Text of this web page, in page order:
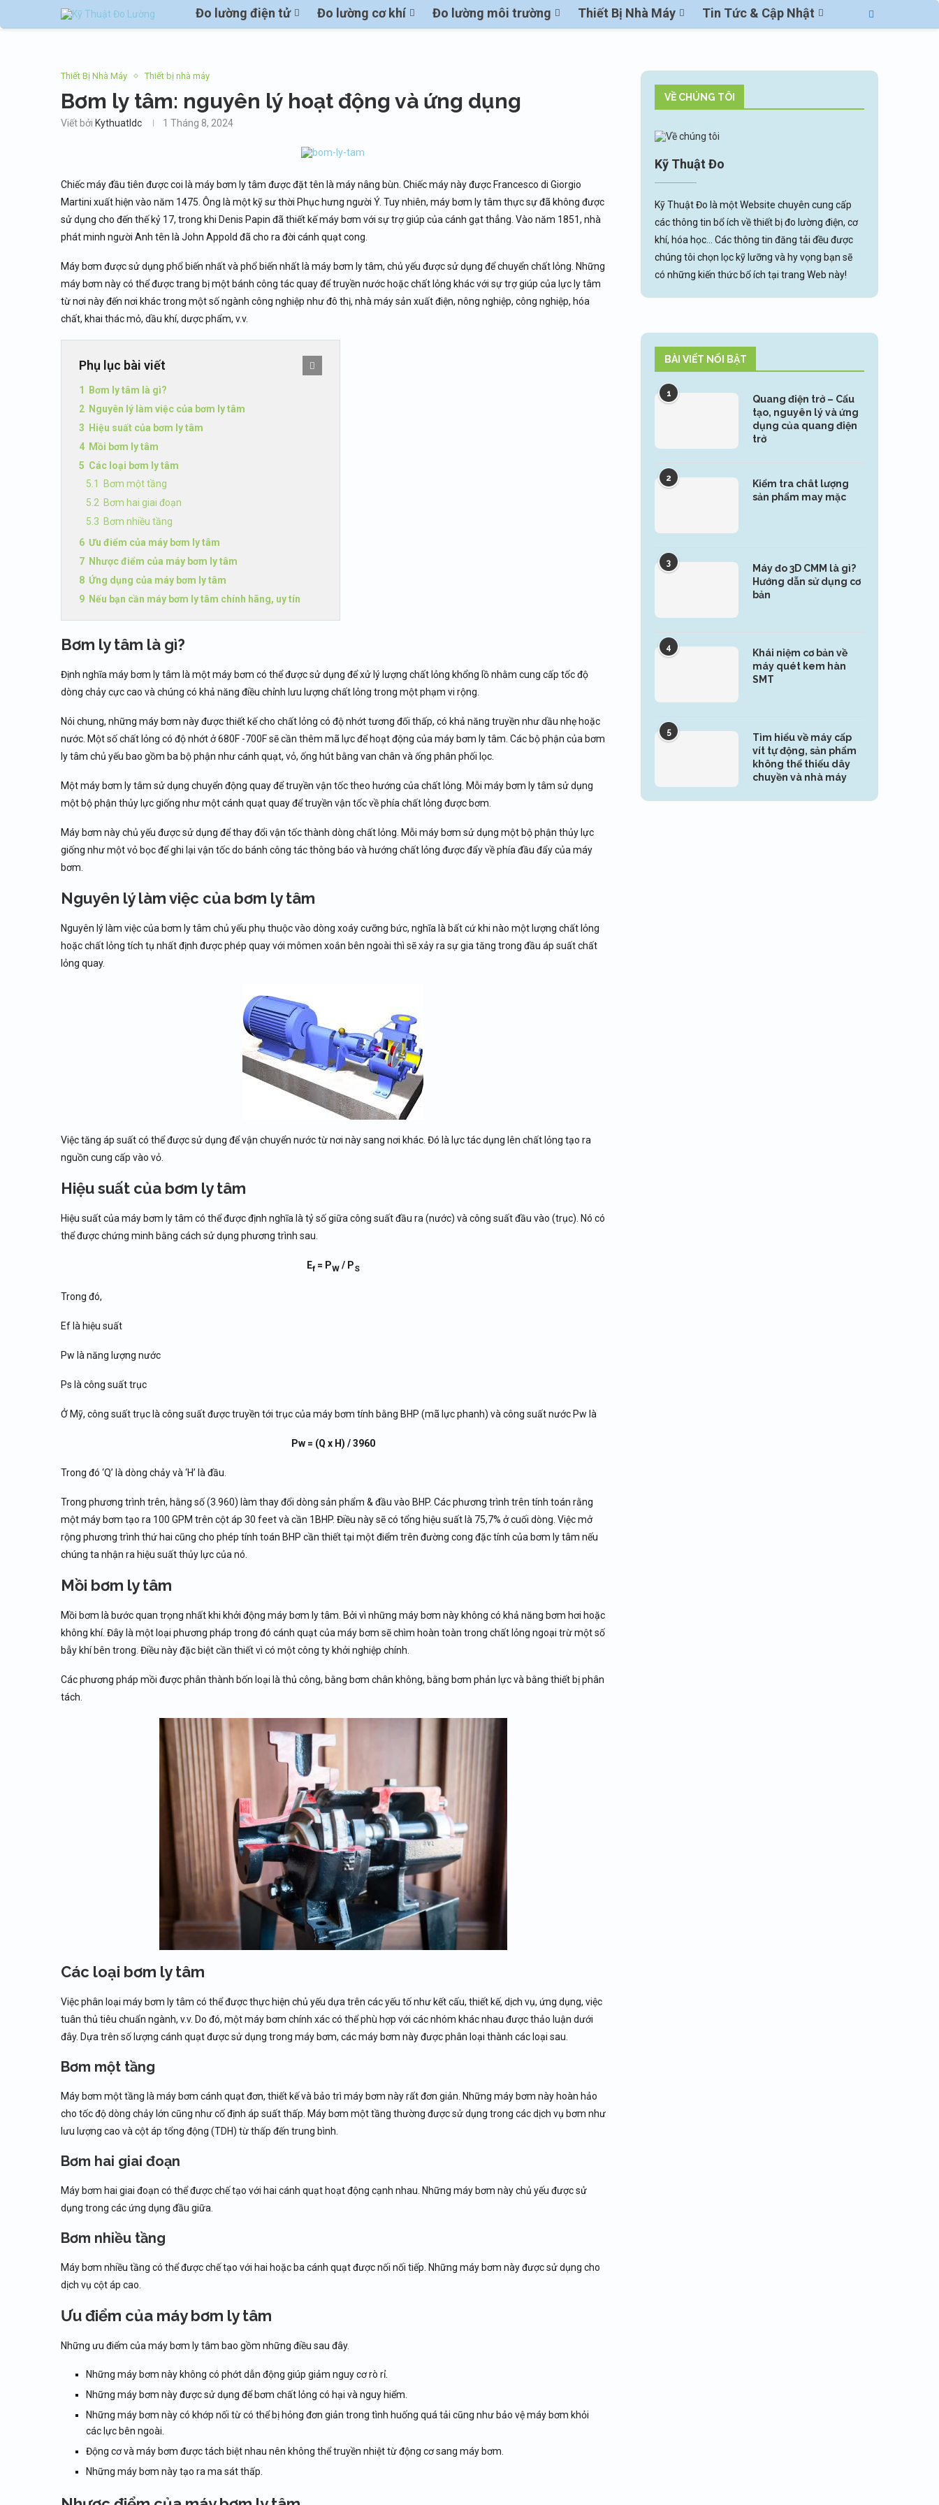
Đo lường điện tử Đo lường cơ khí Đo lường môi trường Thiết Bị Nhà Máy Tin Tức & Cập Nhật
Thiết Bị Nhà Máy Thiết bị nhà máy
Bơm ly tâm: nguyên lý hoạt động và ứng dụng
Viết bởi Kythuatldc 1 Tháng 8, 2024
Chiếc máy đầu tiên được coi là máy bơm ly tâm được đặt tên là máy nâng bùn. Chiếc máy này được Francesco di Giorgio
Martini xuất hiện vào năm 1475. Ông là một kỹ sư thời Phục hưng người Ý. Tuy nhiên, máy bơm ly tâm thực sự đã không được
sử dụng cho đến thế kỷ 17, trong khi Denis Papin đã thiết kế máy bơm với sự trợ giúp của cánh gạt thẳng. Vào năm 1851, nhà
phát minh người Anh tên là John Appold đã cho ra đời cánh quạt cong.
Máy bơm được sử dụng phổ biến nhất và phổ biến nhất là máy bơm ly tâm, chủ yếu được sử dụng để chuyển chất lỏng. Những
máy bơm này có thể được trang bị một bánh công tác quay để truyền nước hoặc chất lỏng khác với sự trợ giúp của lực ly tâm
từ nơi này đến nơi khác trong một số ngành công nghiệp như đô thị, nhà máy sản xuất điện, nông nghiệp, công nghiệp, hóa
chất, khai thác mỏ, dầu khí, dược phẩm, v.v.
Phụ lục bài viết
Bơm ly tâm là gì?
Nguyên lý làm việc của bơm ly tâm
Hiệu suất của bơm ly tâm
Mồi bơm ly tâm
Các loại bơm ly tâm
Bơm một tầng
Bơm hai giai đoạn
Bơm nhiều tầng
Ưu điểm của máy bơm ly tâm
Nhược điểm của máy bơm ly tâm
Ứng dụng của máy bơm ly tâm
Nếu bạn cần máy bơm ly tâm chính hãng, uy tín
Bơm ly tâm là gì?
Định nghĩa máy bơm ly tâm là một máy bơm có thể được sử dụng để xử lý lượng chất lỏng khổng lồ nhằm cung cấp tốc độ
dòng chảy cực cao và chúng có khả năng điều chỉnh lưu lượng chất lỏng trong một phạm vi rộng.
Nói chung, những máy bơm này được thiết kế cho chất lỏng có độ nhớt tương đối thấp, có khả năng truyền như dầu nhẹ hoặc
nước. Một số chất lỏng có độ nhớt ở 680F -700F sẽ cần thêm mã lực để hoạt động của máy bơm ly tâm. Các bộ phận của bơm
ly tâm chủ yếu bao gồm ba bộ phận như cánh quạt, vỏ, ống hút bằng van chân và ống phân phối lọc.
Một máy bơm ly tâm sử dụng chuyển động quay để truyền vận tốc theo hướng của chất lỏng. Mỗi máy bơm ly tâm sử dụng
một bộ phận thủy lực giống như một cánh quạt quay để truyền vận tốc về phía chất lỏng được bơm.
Máy bơm này chủ yếu được sử dụng để thay đổi vận tốc thành dòng chất lỏng. Mỗi máy bơm sử dụng một bộ phận thủy lực
giống như một vỏ bọc để ghi lại vận tốc do bánh công tác thông báo và hướng chất lỏng được đẩy về phía đầu đẩy của máy
bơm.
Nguyên lý làm việc của bơm ly tâm
Nguyên lý làm việc của bơm ly tâm chủ yếu phụ thuộc vào dòng xoáy cưỡng bức, nghĩa là bất cứ khi nào một lượng chất lỏng
hoặc chất lỏng tích tụ nhất định được phép quay với mômen xoắn bên ngoài thì sẽ xảy ra sự gia tăng trong đầu áp suất chất
lỏng quay.
Việc tăng áp suất có thể được sử dụng để vận chuyển nước từ nơi này sang nơi khác. Đó là lực tác dụng lên chất lỏng tạo ra
nguồn cung cấp vào vỏ.
Hiệu suất của bơm ly tâm
Hiệu suất của máy bơm ly tâm có thể được định nghĩa là tỷ số giữa công suất đầu ra (nước) và công suất đầu vào (trục). Nó có
thể được chứng minh bằng cách sử dụng phương trình sau.
Ef = PW/ PS
Trong đó,
Ef là hiệu suất
Pw là năng lượng nước
Ps là công suất trục
Ở Mỹ, công suất trục là công suất được truyền tới trục của máy bơm tính bằng BHP (mã lực phanh) và công suất nước Pw là
Pw = (Q x H) / 3960
Trong đó ‘Q’ là dòng chảy và ‘H’ là đầu.
Trong phương trình trên, hằng số (3.960) làm thay đổi dòng sản phẩm & đầu vào BHP. Các phương trình trên tính toán rằng
một máy bơm tạo ra 100 GPM trên cột áp 30 feet và cần 1BHP. Điều này sẽ có tổng hiệu suất là 75,7% ở cuối dòng. Việc mở
rộng phương trình thứ hai cũng cho phép tính toán BHP cần thiết tại một điểm trên đường cong đặc tính của bơm ly tâm nếu
chúng ta nhận ra hiệu suất thủy lực của nó.
Mồi bơm ly tâm
Mồi bơm là bước quan trọng nhất khi khởi động máy bơm ly tâm. Bởi vì những máy bơm này không có khả năng bơm hơi hoặc
không khí. Đây là một loại phương pháp trong đó cánh quạt của máy bơm sẽ chìm hoàn toàn trong chất lỏng ngoại trừ một số
bẫy khí bên trong. Điều này đặc biệt cần thiết vì có một công ty khởi nghiệp chính.
Các phương pháp mồi được phân thành bốn loại là thủ công, bằng bơm chân không, bằng bơm phản lực và bằng thiết bị phân
tách.
Các loại bơm ly tâm
Việc phân loại máy bơm ly tâm có thể được thực hiện chủ yếu dựa trên các yếu tố như kết cấu, thiết kế, dịch vụ, ứng dụng, việc
tuân thủ tiêu chuẩn ngành, v.v. Do đó, một máy bơm chính xác có thể phù hợp với các nhóm khác nhau được thảo luận dưới
đây. Dựa trên số lượng cánh quạt được sử dụng trong máy bơm, các máy bơm này được phân loại thành các loại sau.
Bơm một tầng
Máy bơm một tầng là máy bơm cánh quạt đơn, thiết kế và bảo trì máy bơm này rất đơn giản. Những máy bơm này hoàn hảo
cho tốc độ dòng chảy lớn cũng như cố định áp suất thấp. Máy bơm một tầng thường được sử dụng trong các dịch vụ bơm như
lưu lượng cao và cột áp tổng động (TDH) từ thấp đến trung bình.
Bơm hai giai đoạn
Máy bơm hai giai đoạn có thể được chế tạo với hai cánh quạt hoạt động cạnh nhau. Những máy bơm này chủ yếu được sử
dụng trong các ứng dụng đầu giữa.
Bơm nhiều tầng
Máy bơm nhiều tầng có thể được chế tạo với hai hoặc ba cánh quạt được nối nối tiếp. Những máy bơm này được sử dụng cho
dịch vụ cột áp cao.
Ưu điểm của máy bơm ly tâm
Những ưu điểm của máy bơm ly tâm bao gồm những điều sau đây.
Những máy bơm này không có phớt dẫn động giúp giảm nguy cơ rò rỉ.
Những máy bơm này được sử dụng để bơm chất lỏng có hại và nguy hiểm.
Những máy bơm này có khớp nối từ có thể bị hỏng đơn giản trong tình huống quá tải cũng như bảo vệ máy bơm khỏi
các lực bên ngoài.
Động cơ và máy bơm được tách biệt nhau nên không thể truyền nhiệt từ động cơ sang máy bơm.
Những máy bơm này tạo ra ma sát thấp.
VỀ CHÚNG TÔI
Kỹ Thuật Đo
Kỹ Thuật Đo là một Website chuyên cung cấp
các thông tin bổ ích về thiết bị đo lường điện, cơ
khí, hóa học... Các thông tin đăng tải đều được
chúng tôi chọn lọc kỹ lưỡng và hy vọng bạn sẽ
có những kiến thức bổ ích tại trang Web này!
BÀI VIẾT NỔI BẬT
1
Quang điện trở – Cấu
tạo, nguyên lý và ứng
dụng của quang điện
trở
2
Kiểm tra chât lượng
sản phẩm may mặc
3
Máy đo 3D CMM là gì?
Hướng dẫn sử dụng cơ
bản
4
Khái niệm cơ bản về
máy quét kem hàn
SMT
5
Tìm hiểu về máy cấp
vít tự động, sản phẩm
không thể thiếu dây
chuyền và nhà máy